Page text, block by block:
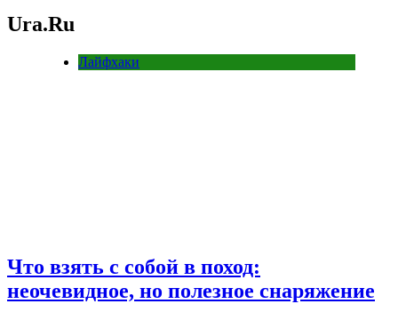
Ura.Ru
Лайфхаки
Что взять с собой в поход:
неочевидное, но полезное снаряжение